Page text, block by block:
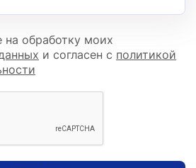
на обработку моих
и согласен с политикой